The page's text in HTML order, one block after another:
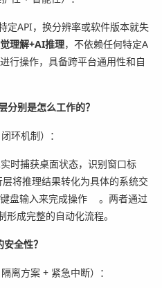
定API，换分辨率或软件版本就失
理解+AI推理，不依赖任何特定A
行操作，具备跨平台通用性和自
别是怎么工作的？
环机制）：
时捕获桌面状态，识别窗口标
层将推理结果转化为具体的系统交
盘输入来完成操作
。两者通过
成完整的自动化流程。
全性？
离方案 + 紧急中断）：